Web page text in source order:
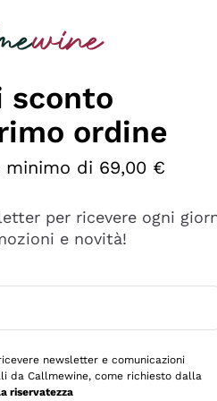
sono alternative che
sconto
ordine
di 69,00 €
per ricevere ogni
e novità!
newsletter e comunicazioni
da Callmewine, come richiesto dalla
riservatezza